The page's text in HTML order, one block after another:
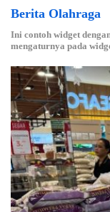
Berita Olahraga
Ini contoh widget
mengaturnya pada